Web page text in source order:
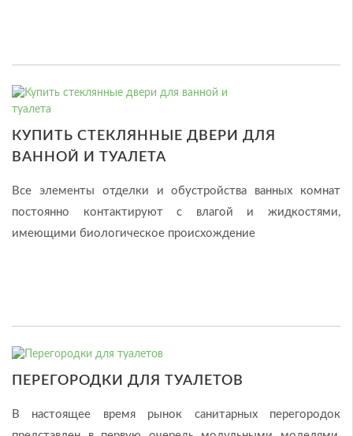
КУПИТЬ СТЕКЛЯННЫЕ ДВЕРИ ДЛЯ
ВАННОЙ И ТУАЛЕТА
Все элементы отделки и обустройства ванных комнат
постоянно контактируют с влагой и жидкостями,
имеющими биологическое происхождение
ПЕРЕГОРОДКИ ДЛЯ ТУАЛЕТОВ
В настоящее время рынок санитарных перегородок